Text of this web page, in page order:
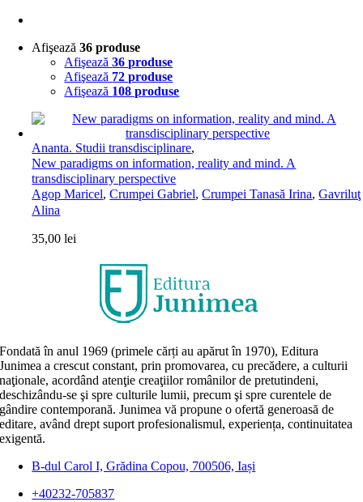
Afişează36 produse
Afişează36 produse
Afişează 72 produse
Afişează 108 produse
Ananta. Studii transdisciplinare,
New paradigms on information, reality and mind. A
transdisciplinary perspective
Agop Maricel,Crumpei Gabriel,Crumpei Tanasă Irina,Gavriluţ
Alina
35,00lei
Fondată în anul 1969 (primele cărți au apărut în 1970), Editura
Junimea a crescut constant, prin promovarea, cu precădere, a culturii
naţionale, acordând atenţie creaţiilor românilor de pretutindeni,
deschizându-se şi spre culturile lumii, precum şi spre curentele de
gândire contemporană. Junimea vă propune o ofertă generoasă de
editare, având drept suport profesionalismul, experiența, continuitatea
exigentă.
B-dul Carol I, Grădina Copou, 700506, Iași
+40232-705837